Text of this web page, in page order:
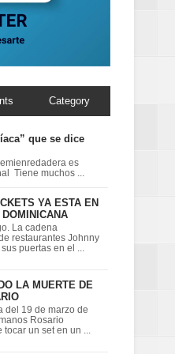
Category
que se dice
es
Tiene muchos ...
YA ESTA EN
La cadena
restaurantes Johnny
puertas en el ...
LA MUERTE DE
del 19 de marzo de
Rosario
un set en un ...